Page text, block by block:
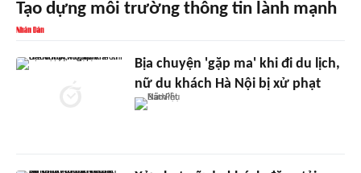
Tạo dựng môi trường thông tin lành mạnh
Bịa chuyện 'gặp ma' khi đi du lịch,
nữ du khách Hà Nội bị xử phạt